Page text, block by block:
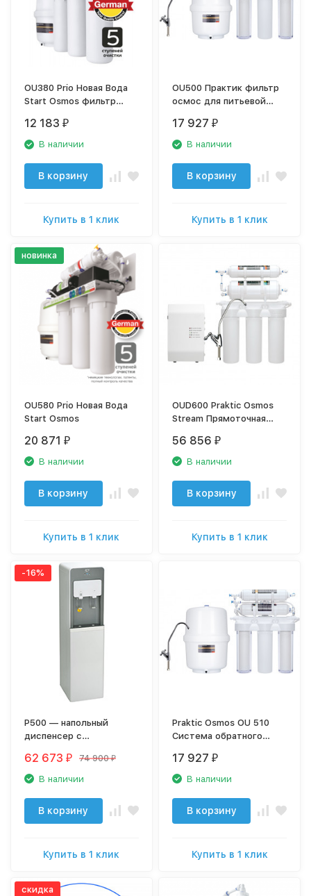
OU380 Prio Новая Вода
Start Osmos фильтр
воды
12 183 ₽
В наличии
В корзину
Купить в 1 клик
OU500 Практик фильтр
осмос для питьевой
17 927 ₽
В наличии
В корзину
Купить в 1 клик
новинка
OU580 Prio Новая Вода
Start Osmos
20 871 ₽
В наличии
В корзину
Купить в 1 клик
OUD600 Praktic Osmos
Stream Прямоточная
обратного осмоса с
минерализацией
56 856 ₽
В наличии
В корзину
Купить в 1 клик
-16%
P500 — напольный
диспенсер с
обратного осмоса
62 673 ₽ 74 900 ₽
В наличии
В корзину
Купить в 1 клик
Praktic Osmos ОU 510
Система обратного
17 927 ₽
В наличии
В корзину
Купить в 1 клик
скидка